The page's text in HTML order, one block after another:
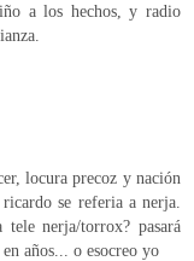
a los hechos, y radio
locura precoz y nación
se referia a nerja.
nerja/torrox? pasará
años... o esocreo yo